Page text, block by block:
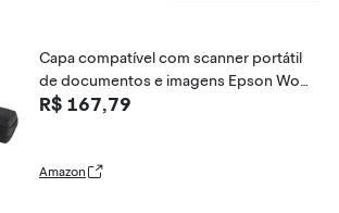
Capa compatível com scanner portátil
de documentos e imagens Epson Work
force ES-50 / ES-60W / DS-30 / DS-70 -
R$ 167,79
Amazon